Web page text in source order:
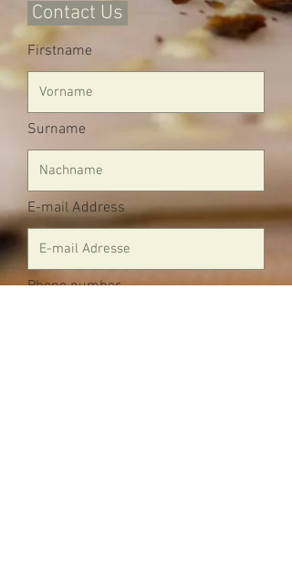
Contact Us
Firstname
Surname
E-mail Address
Phone number